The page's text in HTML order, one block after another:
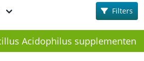
Filters
Acidophilus supplementen